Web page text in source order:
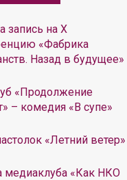
запись на X
«Фабрика
Назад в будущее»
«Продолжение
– комедия «В супе»
«Летний ветер»
медиаклуба «Как НКО